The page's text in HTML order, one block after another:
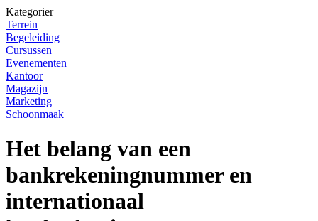
Kategorier
Terrein
Begeleiding
Cursussen
Evenementen
Kantoor
Magazijn
Marketing
Schoonmaak
Het belang van een
bankrekeningnummer en
internationaal